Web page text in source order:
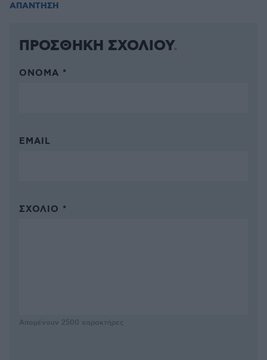
ΑΠΑΝΤΗΣΗ
ΠΡΟΣΘΗΚΗ ΣΧΟΛΙΟΥ
ΌΝΟΜΑ *
EMAIL
ΣΧΌΛΙΟ *
Απομένουν 2500 χαρακτήρες